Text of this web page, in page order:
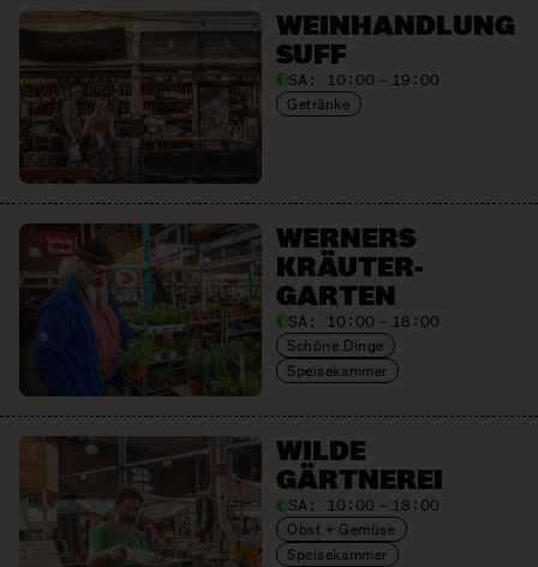
WEIN­HANDLUNG
SUFF
SA: 10:00 – 19:00
Getränke
WERNERS
KRÄUTER­
GARTEN
SA: 10:00 – 18:00
Schöne Dinge
Speisekammer
WILDE
GÄRTNEREI
SA: 10:00 – 18:00
Obst + Gemüse
Speisekammer